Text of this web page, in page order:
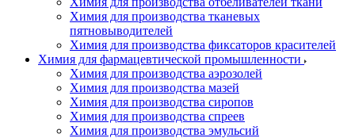
Химия для производства тканевых
пятновыводителей
Химия для производства фиксаторов красителей
Химия для фармацевтической промышленности
Химия для производства аэрозолей
Химия для производства мазей
Химия для производства сиропов
Химия для производства спреев
Химия для производства эмульсий